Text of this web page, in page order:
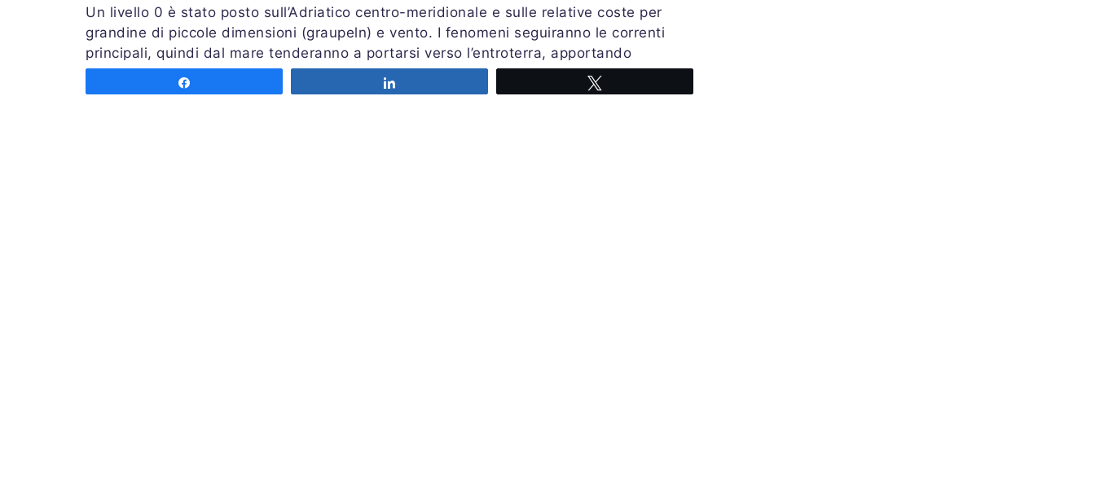
Un livello 0 è stato posto sull’Adriatico centro-meridionale e sulle relative coste per
grandine di piccole dimensioni (graupeln) e vento. I fenomeni seguiranno le correnti
principali, quindi dal mare tenderanno a portarsi verso l’entroterra, apportando
fenomenologia anche dai caratteri invernali.